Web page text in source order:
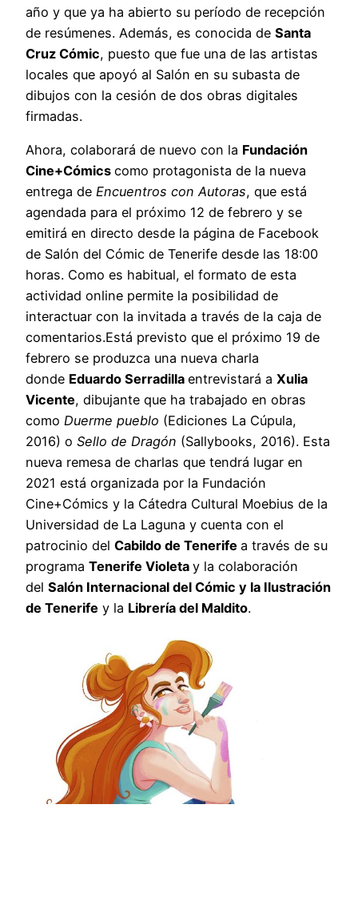
año y que ya ha abierto su período de recepción
de resúmenes. Además, es conocida de Santa
Cruz Cómic, puesto que fue una de las artistas
locales que apoyó al Salón en su subasta de
dibujos con la cesión de dos obras digitales
firmadas.
Ahora, colaborará de nuevo con la Fundación
Cine+Cómics como protagonista de la nueva
entrega de Encuentros con Autoras, que está
agendada para el próximo 12 de febrero y se
emitirá en directo desde la página de Facebook
de Salón del Cómic de Tenerife desde las 18:00
horas. Como es habitual, el formato de esta
actividad online permite la posibilidad de
interactuar con la invitada a través de la caja de
comentarios.Está previsto que el próximo 19 de
febrero se produzca una nueva charla
donde Eduardo Serradilla entrevistará a Xulia
Vicente, dibujante que ha trabajado en obras
como Duerme pueblo (Ediciones La Cúpula,
2016) o Sello de Dragón (Sallybooks, 2016). Esta
nueva remesa de charlas que tendrá lugar en
2021 está organizada por la Fundación
Cine+Cómics y la Cátedra Cultural Moebius de la
Universidad de La Laguna y cuenta con el
patrocinio del Cabildo de Tenerife a través de su
programa Tenerife Violeta y la colaboración
del Salón Internacional del Cómic y la Ilustración
de Tenerife y la Librería del Maldito.